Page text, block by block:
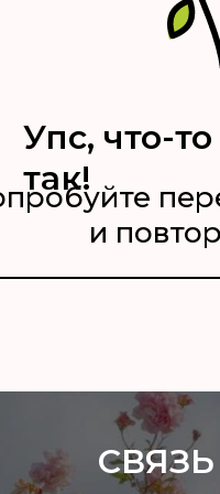
и
Упс, что-
так!